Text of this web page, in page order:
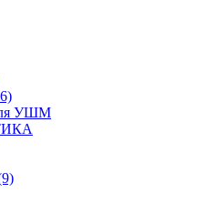
УШМ